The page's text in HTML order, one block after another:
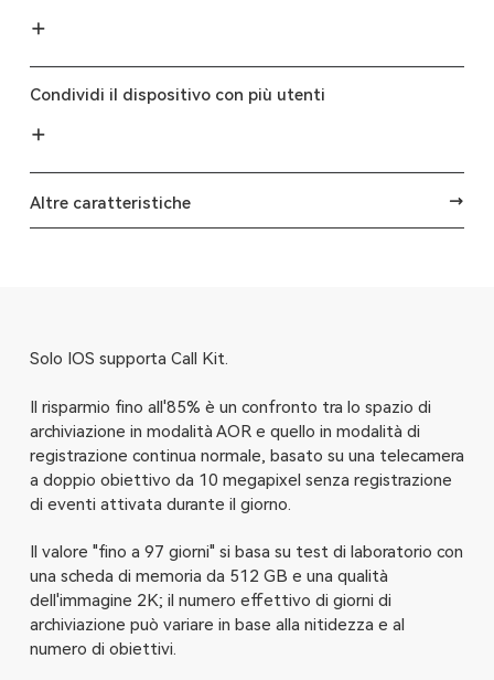
Condividi il dispositivo con più utenti
Altre caratteristiche
Solo IOS supporta Call Kit.
Il risparmio fino all'85% è un confronto tra lo spazio di
archiviazione in modalità AOR e quello in modalità di
registrazione continua normale, basato su una telecamera
a doppio obiettivo da 10 megapixel senza registrazione
di eventi attivata durante il giorno.
Il valore "fino a 97 giorni" si basa su test di laboratorio con
una scheda di memoria da 512 GB e una qualità
dell'immagine 2K; il numero effettivo di giorni di
archiviazione può variare in base alla nitidezza e al
numero di obiettivi.